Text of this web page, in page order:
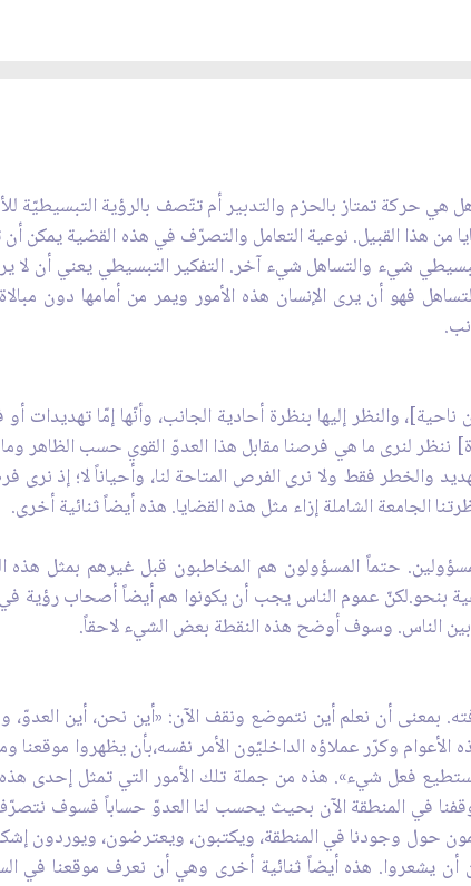
حركة تمتاز بالحزم والتدبير أم تتّصف بالرؤية التبسيطيّة
هذا القبيل. نوعية التعامل والتصرّف في هذه القضية يمكن
شيء والتساهل شيء آخر. التفكير التبسيطي يعني أن لا
فهو أن يرى الإنسان هذه الأمور ويمر من أمامها دون
والنظر إليها بنظرة أحادية الجانب، وأنّها إمّا
ننظر لنرى ما هي فرصنا مقابل هذا العدوّ القوي حسب الظاهر
والخطر فقط ولا نرى الفرص المتاحة لنا، وأحياناً لا؛ إذ نرى
الجامعة الشاملة إزاء مثل هذه القضايا. هذه أيضاً ثنائية أخرى.
حتماً المسؤولون هم المخاطبون قبل غيرهم بمثل هذه
بنحو.لكنّ عموم الناس يجب أن يكونوا هم أيضاً أصحاب رؤية
الناس. وسوف أوضح هذه النقطة بعض الشيء لاحقاً.
بمعنى أن نعلم أين نتموضع ونقف الآن: «أين نحن، أين
وكرّر عملاؤه الداخليّون الأمر نفسه،بأن يظهروا
فعل شيء». هذه من جملة تلك الأمور التي تمثل إحدى
في المنطقة الآن بحيث يحسب لنا العدوّ حساباً فسوف نتصرّف
حول وجودنا في المنطقة، ويكتبون، ويعترضون، ويوردون
أن يشعروا. هذه أيضاً ثنائية أخرى وهي أن نعرف موقعنا في